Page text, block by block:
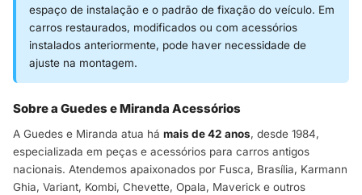
espaço de instalação e o padrão de fixação do veículo. Em
carros restaurados, modificados ou com acessórios
instalados anteriormente, pode haver necessidade de
ajuste na montagem.
Sobre a Guedes e Miranda Acessórios
A Guedes e Miranda atua há mais de 42 anos, desde 1984,
especializada em peças e acessórios para carros antigos
nacionais. Atendemos apaixonados por Fusca, Brasília, Karmann
Ghia, Variant, Kombi, Chevette, Opala, Maverick e outros